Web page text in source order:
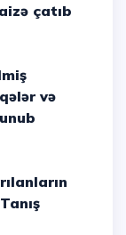
çatıb
və